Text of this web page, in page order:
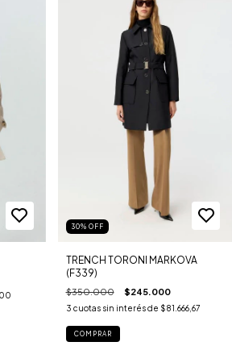
30% OFF
TRENCH TORONI MARKOVA
(F339)
$350.000 $245.000
3 cuotas sin interés de $81.666,67
COMPRAR